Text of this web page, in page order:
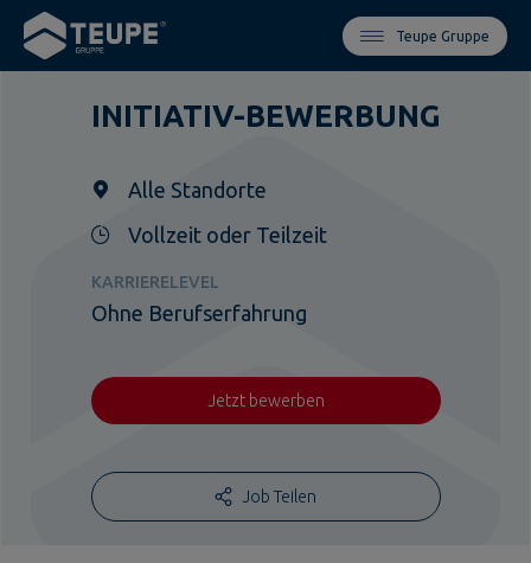
Teupe Gruppe
INITIATIV-BEWERBUNG
Alle Standorte
Vollzeit oder Teilzeit
KARRIERELEVEL
Ohne Berufserfahrung
Jetzt bewerben
Job Teilen